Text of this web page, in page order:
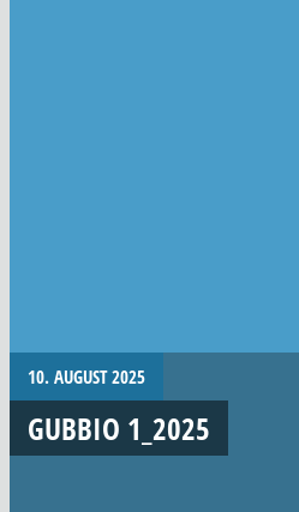
10. AUGUST 2025
GUBBIO 1_2025